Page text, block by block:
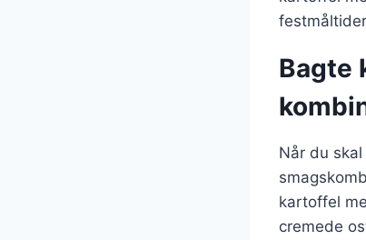
Bagte
Når du
kartoffel
cremede